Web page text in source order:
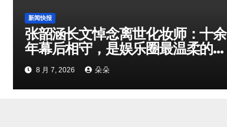
新闻快报
张韶涵长文悼念离世化妆师：十余
年幕后相守，是娱乐圈最温柔的双
向奔赴
8 月 7, 2026 朵朵